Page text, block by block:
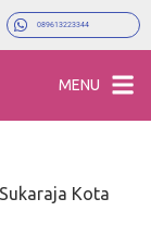
089613223344
MENU
Kota